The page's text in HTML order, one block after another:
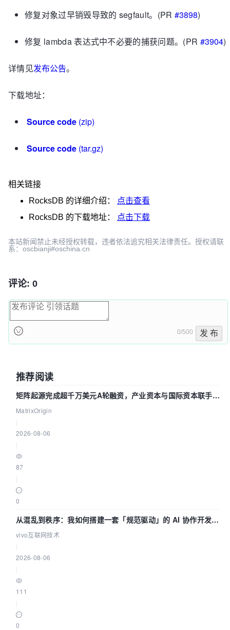
修复对象过早销毁导致的 segfault。(PR #3898)
修复 lambda 表达式中不必要的捕获问题。(PR #3904)
详情见发布公告。
下载地址：
Source code (zip)
Source code (tar.gz)
相关链接
RocksDB 的详细介绍：
点击查看
RocksDB 的下载地址： 点击下载
本站新闻禁止未经授权转载，违者依法追究相关法律责任。授权请联
系：oscbianji#oschina.cn
评论: 0
0/500 发 布
推荐阅读
矩阵起源完成超千万美元A轮融资，产业资本与国际资本联手押
注企业级AI基础设施赛道
MatrixOrigin
2026-08-06
87
0
从混乱到秩序：我如何搭建一套「规范驱动」的 AI 协作开发体
系
vivo互联网技术
2026-08-06
111
0